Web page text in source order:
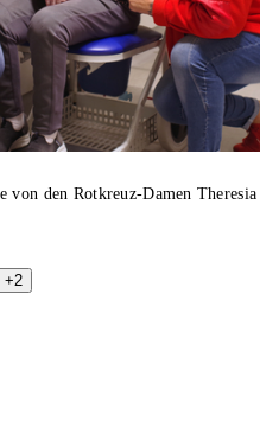
von den Rotkreuz-Damen
+2